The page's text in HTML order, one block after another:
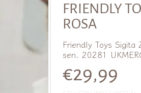
FRIENDLY
ROSA
Friendly Toys
sen. 20281
€29,99